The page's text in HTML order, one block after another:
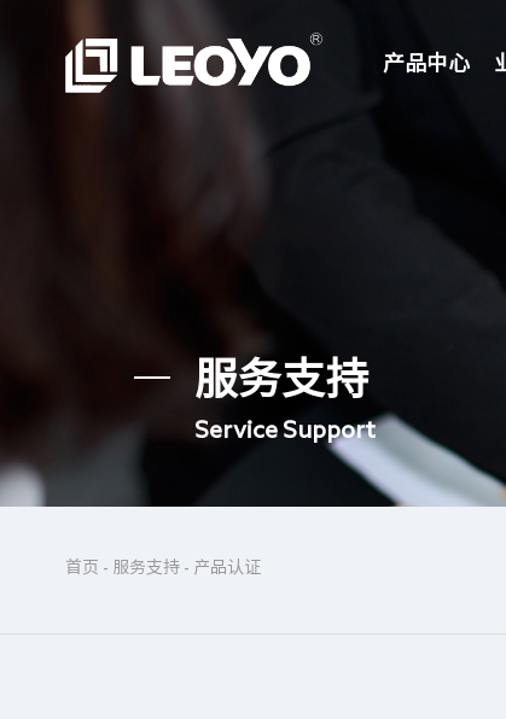
产品中心
服务支持
Service Support
首页 - 服务支持- 产品认证